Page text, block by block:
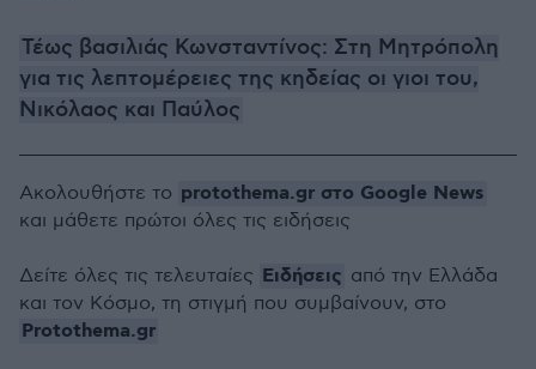
Τέως βασιλιάς Κωνσταντίνος: Στη Μητρόπολη
για τις λεπτομέρειες της κηδείας οι γιοι του,
Νικόλαος και Παύλος
Ακολουθήστε το protothema.gr στο Google News
και μάθετε πρώτοι όλες τις ειδήσεις
Δείτε όλες τις τελευταίες Ειδήσεις από την Ελλάδα
και τον Κόσμο, τη στιγμή που συμβαίνουν, στο
Protothema.gr